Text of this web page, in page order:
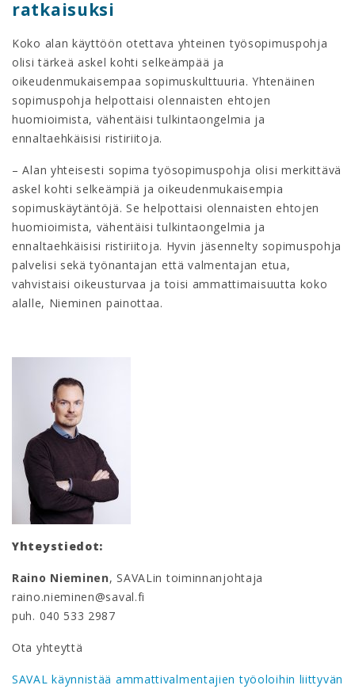
ratkaisuksi
Koko alan käyttöön otettava yhteinen työsopimuspohja
olisi tärkeä askel kohti selkeämpää ja
oikeudenmukaisempaa sopimuskulttuuria. Yhtenäinen
sopimuspohja helpottaisi olennaisten ehtojen
huomioimista, vähentäisi tulkintaongelmia ja
ennaltaehkäisisi ristiriitoja.
– Alan yhteisesti sopima työsopimuspohja olisi merkittävä
askel kohti selkeämpiä ja oikeudenmukaisempia
sopimuskäytäntöjä. Se helpottaisi olennaisten ehtojen
huomioimista, vähentäisi tulkintaongelmia ja
ennaltaehkäisisi ristiriitoja. Hyvin jäsennelty sopimuspohja
palvelisi sekä työnantajan että valmentajan etua,
vahvistaisi oikeusturvaa ja toisi ammattimaisuutta koko
alalle, Nieminen painottaa.
Yhteystiedot:
Raino Nieminen, SAVALin toiminnanjohtaja
raino.nieminen@saval.fi
puh. 040 533 2987
Ota yhteyttä
SAVAL käynnistää ammattivalmentajien työoloihin liittyvän